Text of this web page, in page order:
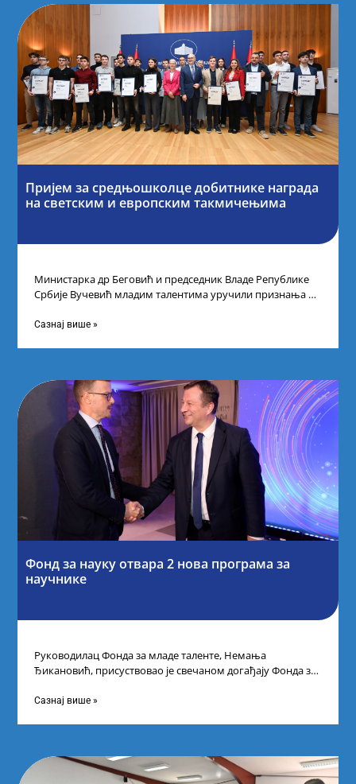
Пријем за средњошколце добитнике награда
на светским и европским такмичењима
Министарка др Беговић и председник Владе Републике
Србије Вучевић младим талентима уручили признања У
Сазнај више »
Фонд за науку отвара 2 нова програма за
научнике
Руководилац Фонда за младе таленте, Немања
Ђикановић, присуствовао је свечаном догађају Фонда за
Сазнај више »